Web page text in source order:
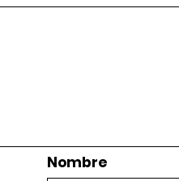
Nombre